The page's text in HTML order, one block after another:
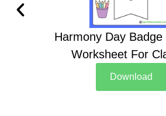
Harmony Day Badge
Worksheet For
Download